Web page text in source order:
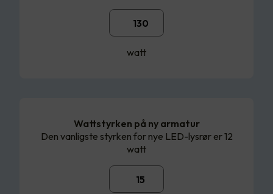
watt
Wattstyrken på ny armatur
Den vanligste styrken for nye LED-lysrør er 12
watt